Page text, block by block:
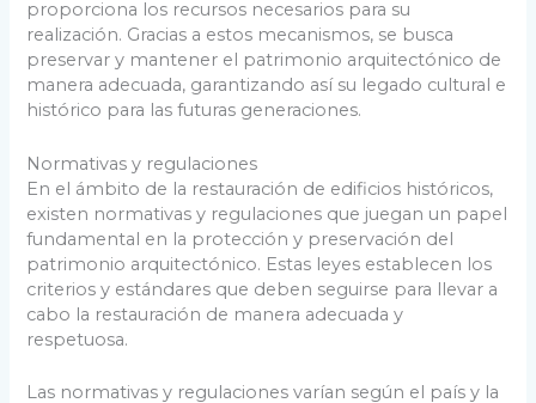
proporciona los recursos necesarios para su
realización. Gracias a estos mecanismos, se busca
preservar y mantener el patrimonio arquitectónico de
manera adecuada, garantizando así su legado cultural e
histórico para las futuras generaciones.
Normativas y regulaciones
En el ámbito de la restauración de edificios históricos,
existen normativas y regulaciones que juegan un papel
fundamental en la protección y preservación del
patrimonio arquitectónico. Estas leyes establecen los
criterios y estándares que deben seguirse para llevar a
cabo la restauración de manera adecuada y
respetuosa.
Las normativas y regulaciones varían según el país y la